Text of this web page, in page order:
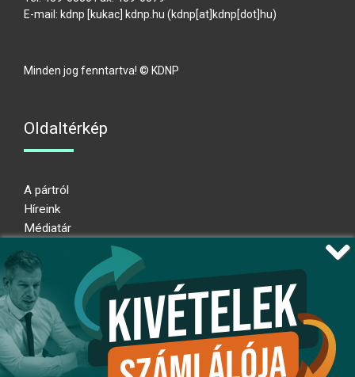
E-mail: kdnp [kukac] kdnp.hu (kdnp[at]kdnp[dot]hu)
Minden jog fenntartva! © KDNP
Oldaltérkép
A pártról
Híreink
Médiatár
Adatkezelési nyilatkozat
Átláthatósági nyilatkozat
Ugrás az oldal tetejére
Kövessen minket!